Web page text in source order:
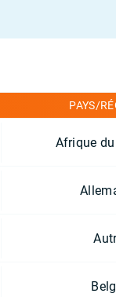
PAYS/
Afrique